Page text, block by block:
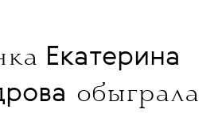
Екатерина
обыграла